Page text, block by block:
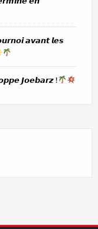
𝙖𝙫𝙖𝙣𝙩 𝙡𝙚𝙨
𝙅𝙤𝙚𝙗𝙖𝙧𝙯 !